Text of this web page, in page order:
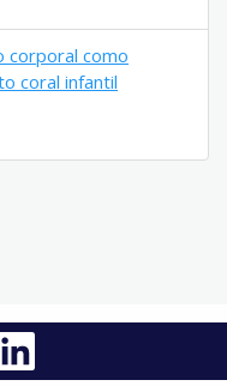
corporal como
coral infantil